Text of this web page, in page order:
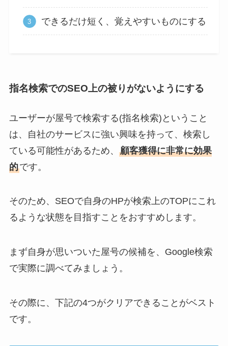
できるだけ短く、覚えやすいものにする
指名検索でのSEO上の被りがないようにする
ユーザーが屋号で検索する(指名検索)ということ
は、自社のサービスに強い興味を持って、検索し
ている可能性があるため、 顧客獲得に非常に効果
的です。
そのため、SEOで自身のHPが検索上のTOPにこれ
るような状態を目指すことをおすすめします。
まず自身が思いついた屋号の候補を、Google検索
で実際に調べてみましょう。
その際に、下記の4つがクリアできることがベスト
です。